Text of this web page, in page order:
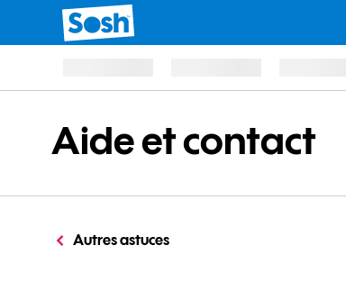
Aide et contact
Autres astuces